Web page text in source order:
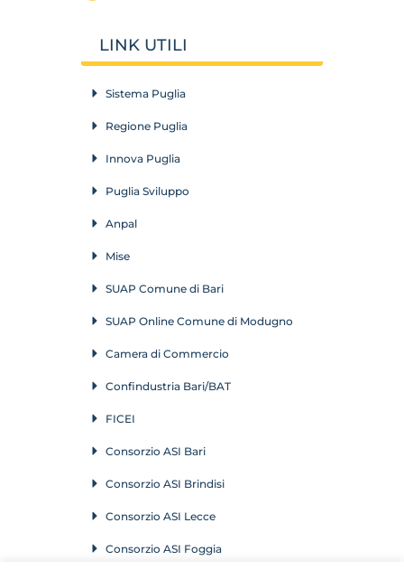
LINK UTILI
Sistema Puglia
Regione Puglia
Innova Puglia
Puglia Sviluppo
Anpal
Mise
SUAP Comune di Bari
SUAP Online Comune di Modugno
Camera di Commercio
Confindustria Bari/BAT
FICEI
Consorzio ASI Bari
Consorzio ASI Brindisi
Consorzio ASI Lecce
Consorzio ASI Foggia